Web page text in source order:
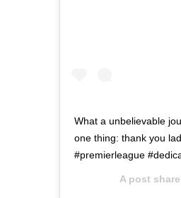
What a unbelievable
one thing: thank you
#premierleague
A post